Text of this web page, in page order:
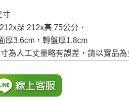
寸
深 212x高 75公分．
厚3.6cm，轉盤厚1.8cm
為人工丈量略有誤差，請以實品為
保護物流人員的工作安全，賣家
因大型傢俱有組裝、配送的問題
讓您不用整天在家等貨，以免浪費
如遇自然災害、政府宣布之災害
百貨公司配送暫無法配合開店前
期間，恕暫停百貨公司相關運送 》
▪️無回收家具服務，若需回收家